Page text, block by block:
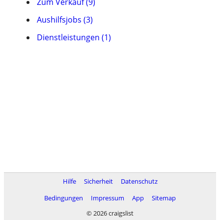
Aushilfsjobs (3)
Dienstleistungen (1)
Hilfe Sicherheit
Datenschutz
Bedingungen
Impressum App
Sitemap
© 2026 craigslist